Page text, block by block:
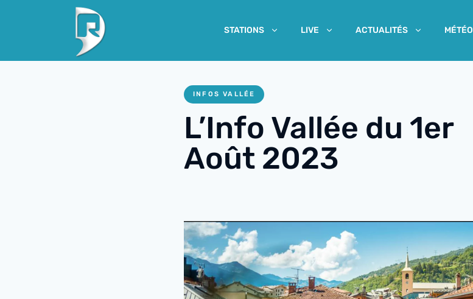
STATIONS LIVE ACTUALITÉS MÉTÉO
INFOS VALLÉE
L’Info Vallée du 1er
Août 2023